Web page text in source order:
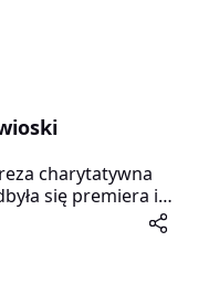
charytatywna
się premiera ich
Panowie z